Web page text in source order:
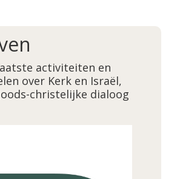
activiteiten en
over Kerk en Israël,
christelijke dialoog